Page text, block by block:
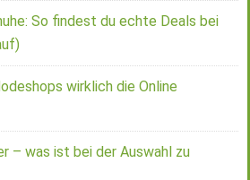
So findest du echte Deals bei
wirklich die Online
– was ist bei der Auswahl zu